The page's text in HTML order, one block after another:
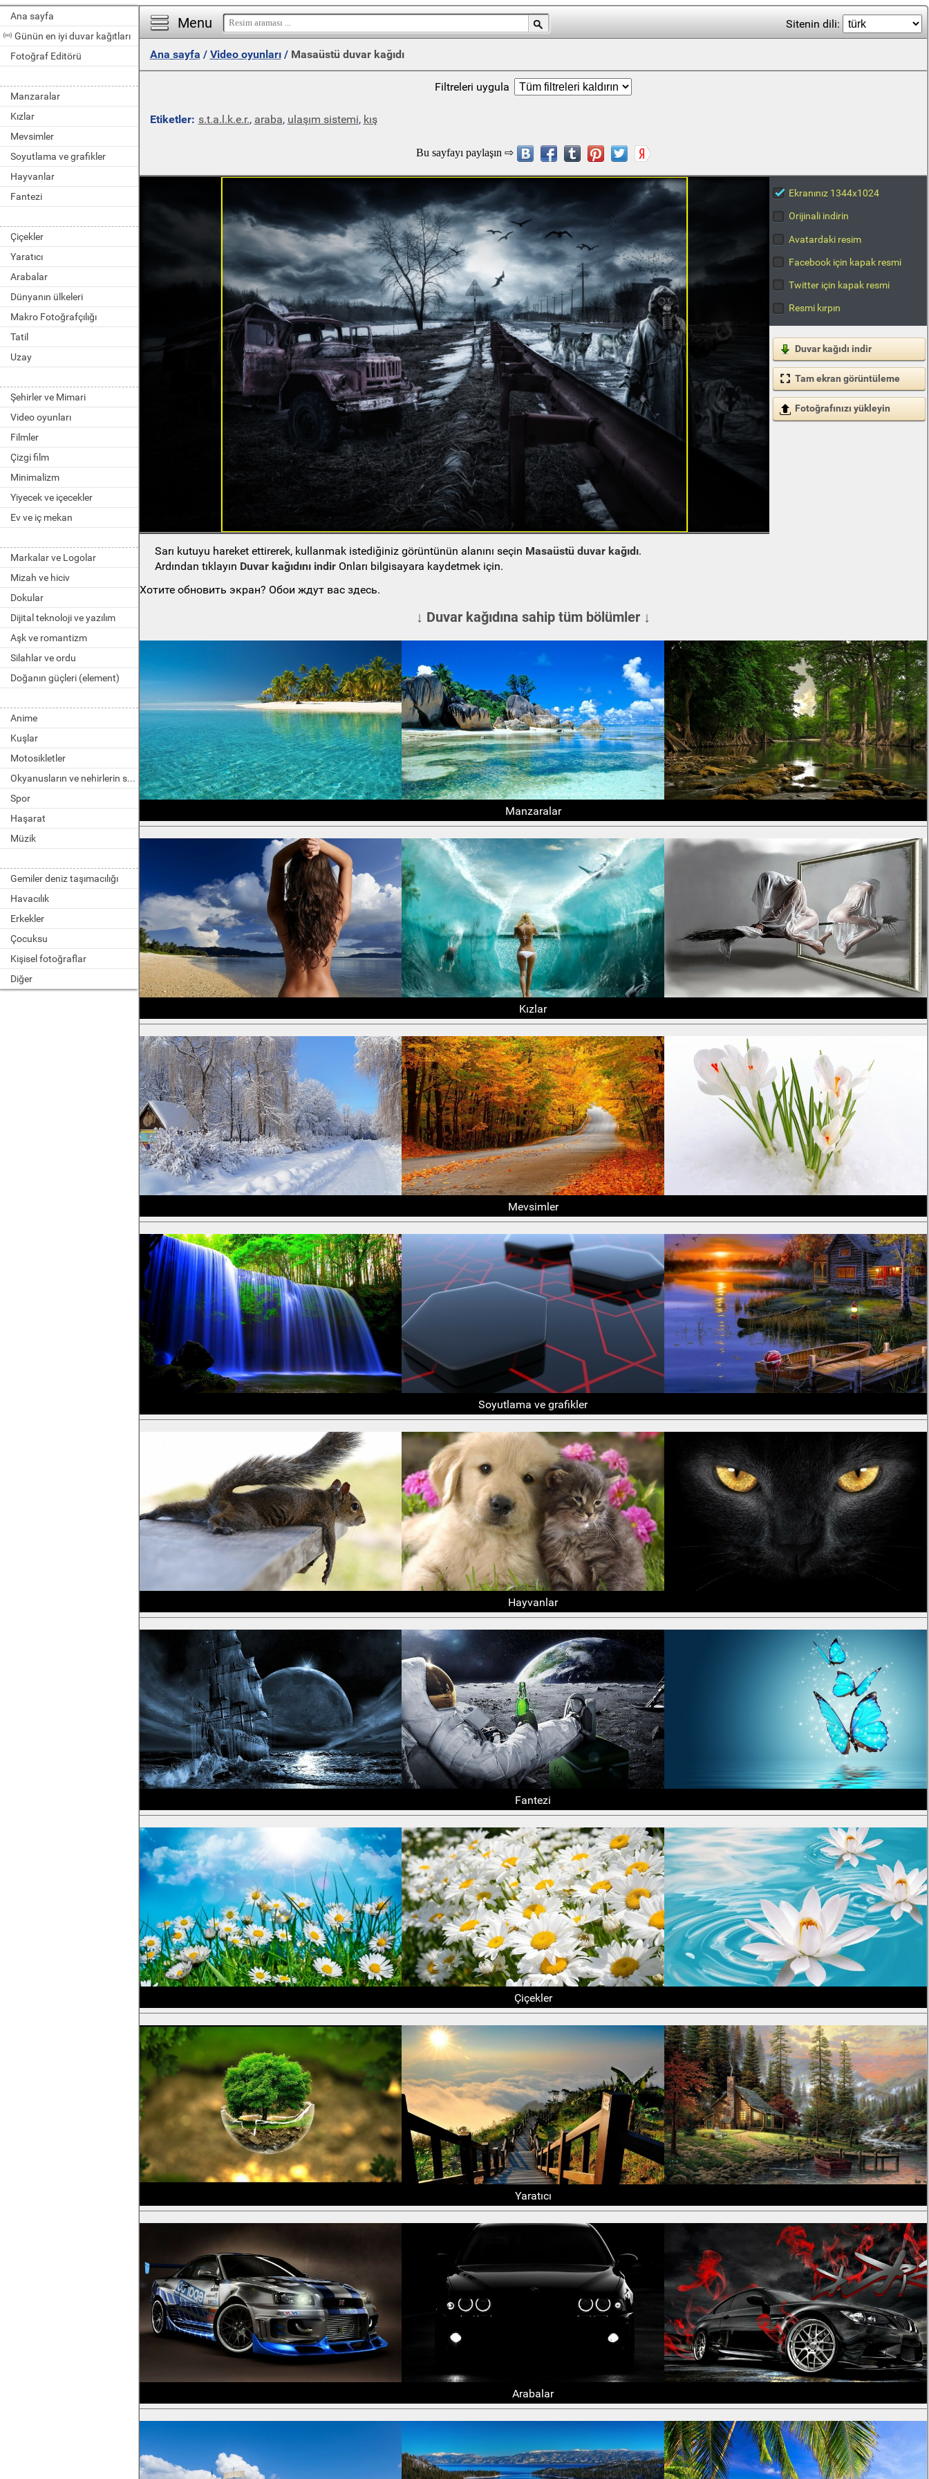
Ana sayfa
Günün en iyi duvar kağıtları
Fotoğraf Editörü
Manzaralar
Kızlar
Mevsimler
Soyutlama ve grafikler
Hayvanlar
Fantezi
Çiçekler
Yaratıcı
Arabalar
Dünyanın ülkeleri
Makro Fotoğrafçılığı
Tatil
Uzay
Şehirler ve Mimari
Video oyunları
Filmler
Çizgi film
Minimalizm
Yiyecek ve içecekler
Ev ve iç mekan
Markalar ve Logolar
Mizah ve hiciv
Dokular
Dijital teknoloji ve yazılım
Aşk ve romantizm
Silahlar ve ordu
Doğanın güçleri (element)
Anime
Kuşlar
Motosikletler
Okyanusların ve nehirlerin sakinleri
Spor
Haşarat
Müzik
Gemiler deniz taşımacılığı
Havacılık
Erkekler
Çocuksu
Kişisel fotoğraflar
Diğer
Menu Sitenin dili:
Ana sayfa / Video oyunları/ Masaüstü duvar kağıdı
Filtreleri uygula
Etiketler: s.t.a.l.k.e.r., araba, ulaşım sistemi, kış
Ekranınız 1344x1024
Orijinali indirin
Avatardaki resim
Facebook için kapak resmi
Twitter için kapak resmi
Resmi kırpın
Duvar kağıdı indir
Tam ekran görüntüleme
Fotoğrafınızı yükleyin
Sarı kutuyu hareket ettirerek, kullanmak istediğiniz görüntünün alanını seçin Masaüstü duvar kağıdı.
Ardından tıklayın Duvar kağıdını indir Onları bilgisayara kaydetmek için.
Хотите обновить экран? Обои ждут вас здесь.
↓ Duvar kağıdına sahip tüm bölümler ↓
Manzaralar
Kızlar
Mevsimler
Soyutlama ve grafikler
Hayvanlar
Fantezi
Çiçekler
Yaratıcı
Arabalar